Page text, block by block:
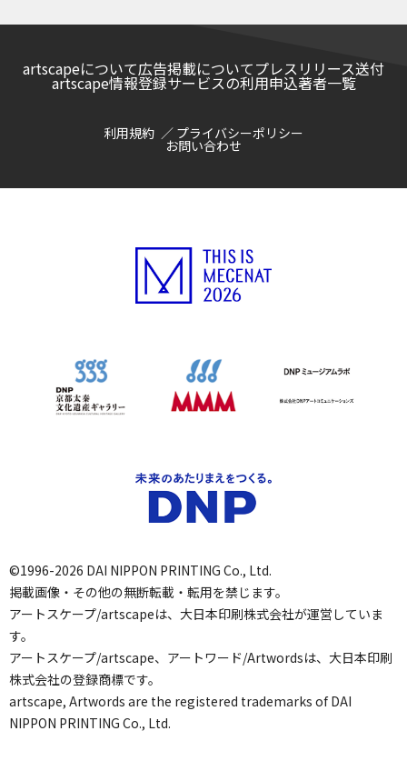
artscapeについて広告掲載についてプレスリリース送付
artscape情報登録サービスの利用申込著者一覧
利用規約 プライバシーポリシー
お問い合わせ
©1996-2026 DAI NIPPON PRINTING Co., Ltd.
掲載画像・その他の無断転載・転用を禁じます。
アートスケープ/artscapeは、大日本印刷株式会社が運営していま
す。
アートスケープ/artscape、アートワード/Artwordsは、大日本印刷
株式会社の登録商標です。
artscape, Artwords are the registered trademarks of DAI
NIPPON PRINTING Co., Ltd.